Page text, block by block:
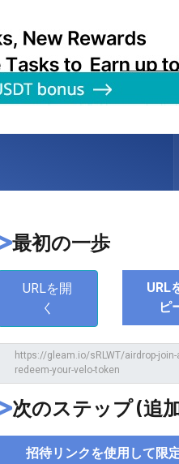
最初の一歩
URLを開
く
URL
ピ
次のステップ (追
招待リンクを使用して限